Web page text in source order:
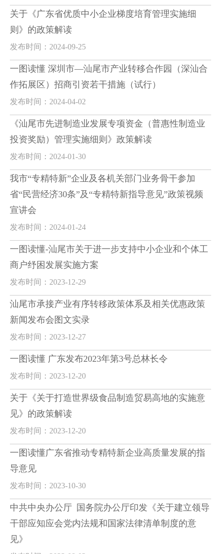
关于《广东省优质中小企业梯度培育管理实施细
则》的政策解读
发布时间：2024-09-25
一图读懂 深圳市—汕尾市产业转移合作园（深汕合
作拓展区）招商引资若干措施（试行）
发布时间：2024-04-02
《汕尾市先进制造业发展专项资金（普惠性制造业
投资奖励）管理实施细则》政策解读
发布时间：2024-01-30
我市“专精特新”企业及各机关部门业务骨干参加
省“民营经济30条”及“专精特新指导意见”政策视频
宣讲会
发布时间：2024-01-24
一图读懂-汕尾市关于进一步支持中小企业和个体工
商户纾困发展实施方案
发布时间：2023-12-29
汕尾市承接产业有序转移政策体系及相关优惠政策
新闻发布会图文实录
发布时间：2023-12-27
一图读懂 广东发布2023年第3号总林长令
发布时间：2023-12-20
关于《关于打造世界级食品制造贸易高地的实施意
见》的政策解读
发布时间：2023-12-20
一图读懂广东省推动专精特新企业高质量发展的指
导意见
发布时间：2023-10-30
中共中央办公厅 国务院办公厅印发《关于建立领导
干部应知应会党内法规和国家法律清单制度的意
见》